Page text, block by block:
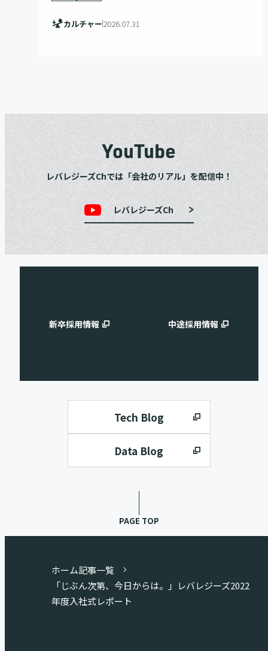
カルチャー2026.07.31
YouTube
レバレジーズChでは「会社のリアル」を配信中！
レバレジーズCh
新卒採用情報 中途採用情報
Tech Blog
Data Blog
PAGE TOP
ホーム記事一覧
「じぶん次第、今日からは。」レバレジーズ2022
年度入社式レポート